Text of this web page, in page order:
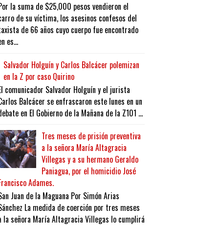
la suma de $25,000 pesos vendieron el
de su víctima, los asesinos confesos del
de 66 años cuyo cuerpo fue encontrado
es...
Salvador Holguín y Carlos Balcácer polemizan
en la Z por caso Quirino
comunicador Salvador Holguín y el jurista
Balcácer se enfrascaron este lunes en un
en El Gobierno de la Mañana de la Z101 ...
Tres meses de prisión preventiva
a la señora María Altagracia
Villegas y a su hermano Geraldo
Paniagua, por el homicidio José
Adames.
Juan de la Maguana Por Simón Arias
La medida de coerción por tres meses
la señora María Altagracia Villegas lo cumplirá